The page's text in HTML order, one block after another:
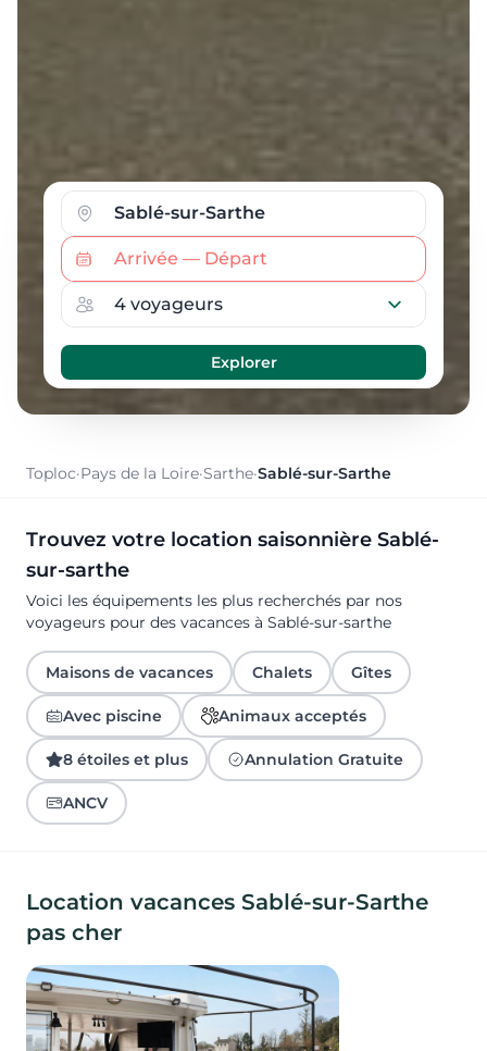
Toploc·Pays de la Loire·Sarthe·Sablé-sur-Sarthe
Trouvez votre location saisonnière Sablé-
sur-sarthe
Voici les équipements les plus recherchés par nos
voyageurs pour des vacances à Sablé-sur-sarthe
Maisons de vacances Chalets Gîtes
Avec piscine Animaux acceptés
8 étoiles et plus Annulation Gratuite
ANCV
Location vacances Sablé-sur-Sarthe
pas cher